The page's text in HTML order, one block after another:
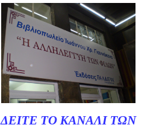
ΔΕΙΤΕ ΤΟ ΚΑΝΑΛΙ ΤΩΝ